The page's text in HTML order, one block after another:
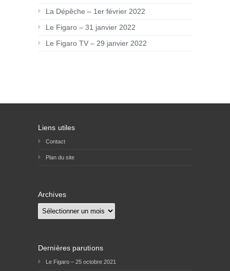
La Dépêche – 1er février 2022
Le Figaro – 31 janvier 2022
Le Figaro TV – 29 janvier 2022
Liens utiles
Contact
Plan du site
Archives
Archives
Dernières parutions
Le Figaro – 25 octobre 2021